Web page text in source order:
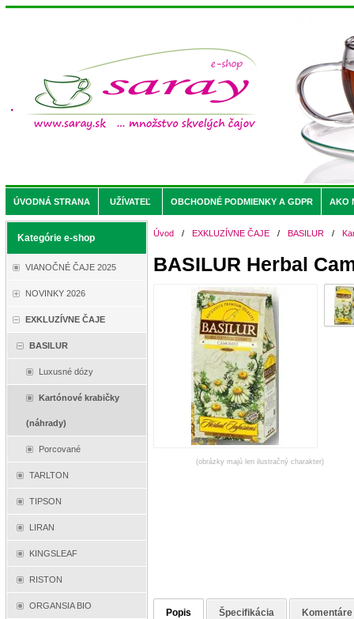
ÚVODNÁ STRANA UŽÍVATEĽ OBCHODNÉ PODMIENKY A GDPR AKO
Kategórie e-shop
VIANOČNÉ ČAJE 2025
NOVINKY 2026
EXKLUZÍVNE ČAJE
BASILUR
Luxusné dózy
Kartónové krabičky
(náhrady)
Porcované
TARLTON
TIPSON
LIRAN
KINGSLEAF
RISTON
ORGANSIA BIO
Úvod / EXKLUZÍVNE ČAJE / BASILUR /
BASILUR Herbal
(obrázky majú len ilustračný charakter)
Popis Špecifikácia Komentáre